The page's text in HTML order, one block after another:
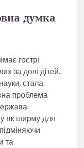
думка
гострі
за долі дітей.
стала
проблема
як ширму для
та